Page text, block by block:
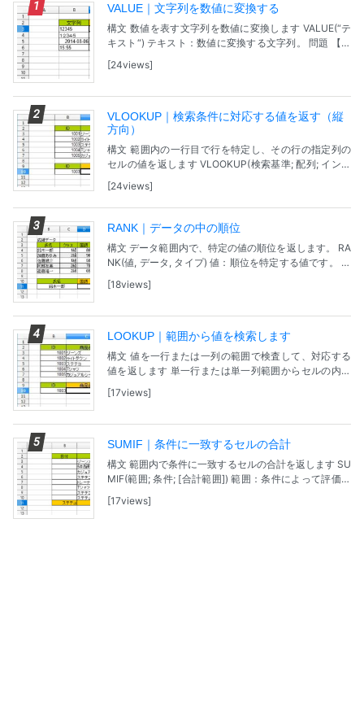
VALUE｜文字列を数値に変換する
構文 数値を表す文字列を数値に変換します VALUE(“テ
キスト“) テキスト：数値に変換する文字列。 問題 【サ
ンプルファイル】GoogleDreiveで表示されます。ダウ
ンロードし、Calcで開い...
24views
VLOOKUP｜検索条件に対応する値を返す（縦
方向）
構文 範囲内の一行目で行を特定し、その行の指定列の
セルの値を返します VLOOKUP(検索基準; 配列; インデ
ックス; データ順序) 検索基準：1列目で検索する値。 配
列：関数の対象となる範囲。 イ...
24views
RANK｜データの中の順位
構文 データ範囲内で、特定の値の順位を返します。 RA
NK(値, データ, タイプ) 値：順位を特定する値です。 デ
ータ：データが入力されているセル範囲。 タイプ：0を
指定するか省略すると降順。0以外...
18views
LOOKUP｜範囲から値を検索します
構文 値を一行または一列の範囲で検査して、対応する
値を返します 単一行または単一列範囲からセルの内容
を返します。場合によっては、同じインデックスの割り
当てられた値が、別の列と行で返されます。 VLOO...
17views
SUMIF｜条件に一致するセルの合計
構文 範囲内で条件に一致するセルの合計を返します SU
MIF(範囲; 条件; [合計範囲]) 範囲：条件によって評価す
るセル範囲を指定。 条件：条件が指定されているセ
ル。数値、式、セル範囲、文字列、ま...
17views